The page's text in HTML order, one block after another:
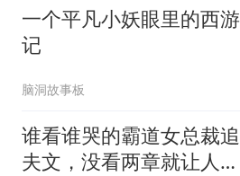
一个平凡小妖眼里的西游
记
脑洞故事板
谁看谁哭的霸道女总裁追
夫文，没看两章就让人破